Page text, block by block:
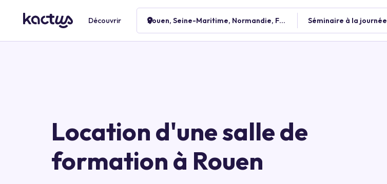
Découvrir Rouen, Seine-Maritime, Normandie, France Séminaire à la journée
Location d'une salle de
formation à Rouen